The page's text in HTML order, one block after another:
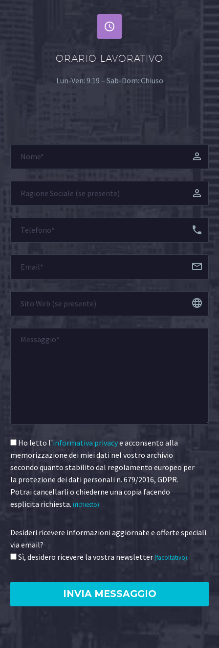


ORARIO LAVORATIVO
Lun-Ven: 9:19 – Sab-Dom: Chiuso
Ho letto l'informativa privacye acconsento alla
memorizzazione dei miei dati nel vostro archivio
secondo quanto stabilito dal regolamento europeo per
la protezione dei dati personali n. 679/2016, GDPR.
Potrai cancellarli o chiederne una copia facendo
esplicita richiesta. (richiesto)
Desideri ricevere informazioni aggiornate e offerte speciali
via email?
Sì, desidero ricevere la vostra newsletter(facoltativo).